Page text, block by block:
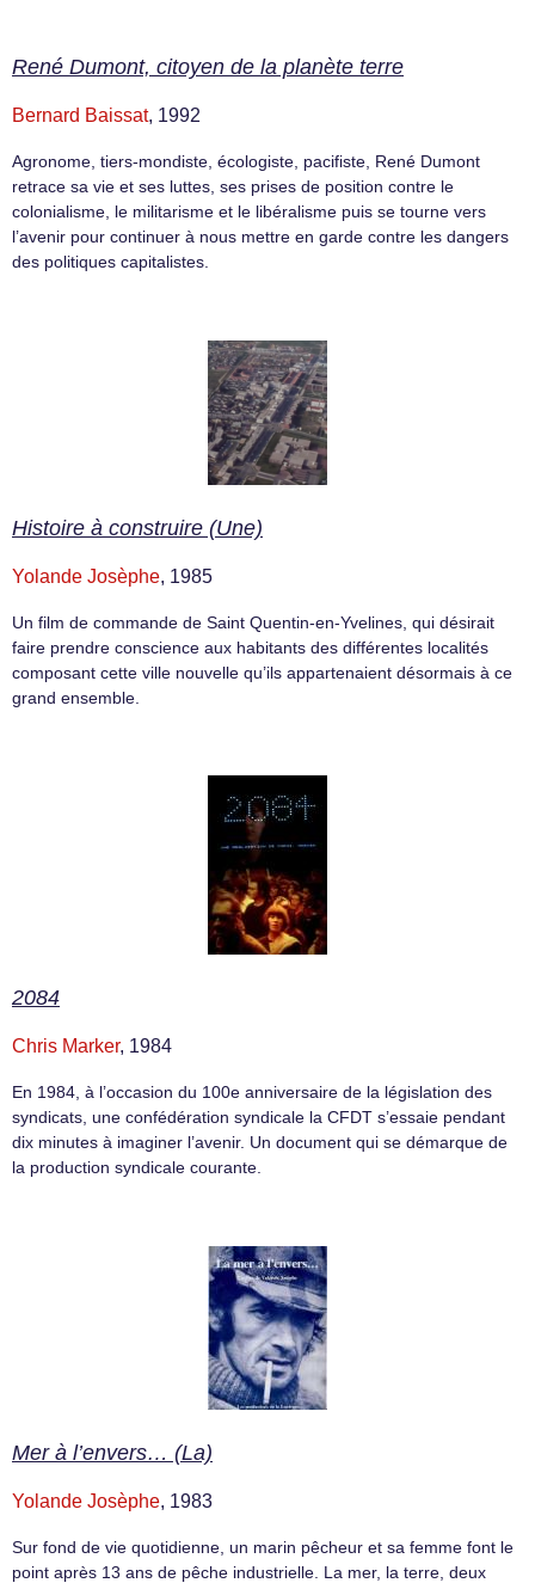
René Dumont, citoyen de la planète terre
Bernard Baissat, 1992
Agronome, tiers-mondiste, écologiste, pacifiste, René Dumont
retrace sa vie et ses luttes, ses prises de position contre le
colonialisme, le militarisme et le libéralisme puis se tourne vers
l’avenir pour continuer à nous mettre en garde contre les dangers
des politiques capitalistes.
Histoire à construire (Une)
Yolande Josèphe, 1985
Un film de commande de Saint Quentin-en-Yvelines, qui désirait
faire prendre conscience aux habitants des différentes localités
composant cette ville nouvelle qu’ils appartenaient désormais à ce
grand ensemble.
2084
Chris Marker, 1984
En 1984, à l’occasion du 100e anniversaire de la législation des
syndicats, une confédération syndicale la CFDT s’essaie pendant
dix minutes à imaginer l’avenir. Un document qui se démarque de
la production syndicale courante.
Mer à l’envers… (La)
Yolande Josèphe, 1983
Sur fond de vie quotidienne, un marin pêcheur et sa femme font le
point après 13 ans de pêche industrielle. La mer, la terre, deux